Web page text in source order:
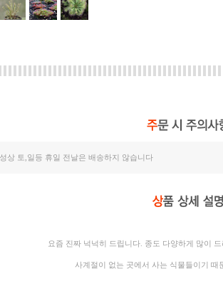
상 토,일등 휴일 전날은 배송하지 않습니다
요즘 진짜 넉넉히 드립니다. 종도 다양하게 많이
사계절이 없는 곳에서 사는 식물들이기 때